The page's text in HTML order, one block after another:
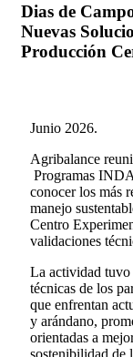
Dias de
Nuevas
Producción
Junio 2026.
Agribalance
Programas
conocer los más
manejo
Centro
validaciones
La actividad tuvo
técnicas de los
que enfrentan
y arándano,
orientadas a